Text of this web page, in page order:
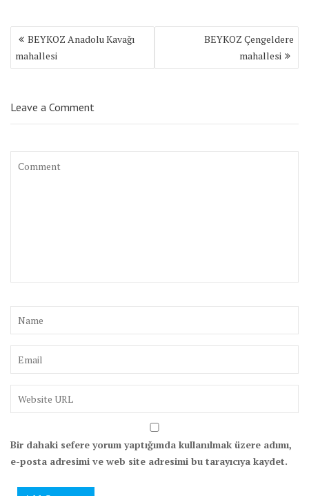
Yazı
dolaşımı
BEYKOZ Anadolu Kavağı
mahallesi
BEYKOZ Çengeldere
mahallesi
Leave a Comment
Bir dahaki sefere yorum yaptığımda kullanılmak üzere adımı,
e-posta adresimi ve web site adresimi bu tarayıcıya kaydet.